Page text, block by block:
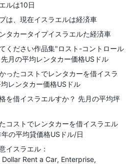
ルは10日
は、現在イスラエルは経済車
タカータイプイスラエルた経済車
ください作品集"ロスト-コントロール
月の平均レンタカー価格USドル
ったコストでレンタカーを借イスラ
レンタカー価格USドル
を借イスラエルすか？ 先月の平均坪
コストでレンタカーを借イスラエル
の平均貸価格USドル/日
イスラエル：
Dollar Rent a Car Enterprise